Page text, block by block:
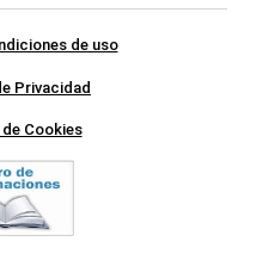
de uso
Privacidad
Cookies